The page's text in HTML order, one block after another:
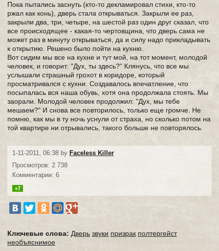
Пока пытались заснуть (кто-то декламировал стихи, кто-то
ржал как конь), дверь стала открываться. Закрыли ее раз,
закрыли два, три, четыре, на шестой раз один друг сказал, что
все происходящее - какая-то чертовщина, что дверь сама не
может раз в минуту открываться, да и силу надо прикладывать
к открытию. Решено было пойти на кухню.
Вот сидим мы все на кухне и тут мой, на тот момент, молодой
человек, и говорит: "Дух, ты здесь?" Клянусь, что все мы
услышали страшный грохот в коридоре, который
просматривался с кухни. Создавалось впечатление, что
посыпалась вся наша обувь, хотя она продолжала стоять. Мы
заорали. Молодой человек продолжил: "Дух, мы тебе
мешаем?" И снова все повторилось, только еще громче. Не
помню, как мы в ту ночь уснули от страха, но сколько потом на
той квартире ни отрывались, такого больше не повторялось.
1-11-2011, 06:38 by Faceless Killer
Просмотров: 2 738
Комментарии: 6
+7
Ключевые слова: Дверь звуки призрак полтергейст
необъяснимое